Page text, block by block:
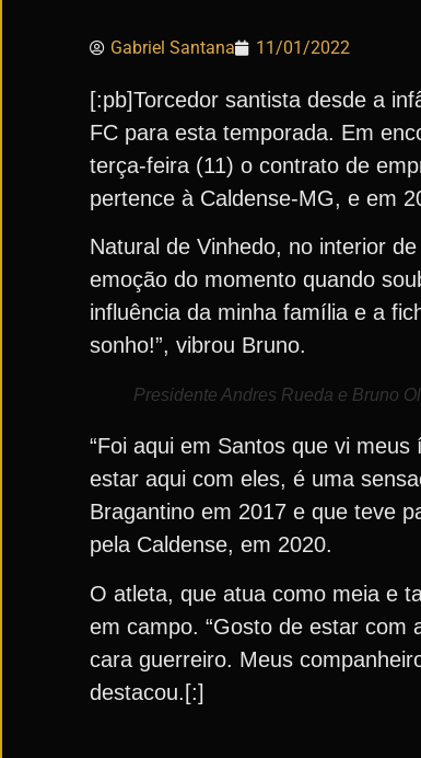
Gabriel Santana 11/01/2022
[:pb]Torcedor santista desde a
FC para esta temporada. Em
terça-feira (11) o contrato de
pertence à Caldense-MG, e em
Natural de Vinhedo, no interior
emoção do momento quando
influência da minha família e a
sonho!”, vibrou Bruno.
Presidente Andres Rueda e Bruno
“Foi aqui em Santos que vi
estar aqui com eles, é uma
Bragantino em 2017 e que teve
pela Caldense, em 2020.
O atleta, que atua como meia e
em campo. “Gosto de estar com
cara guerreiro. Meus
destacou.[:]